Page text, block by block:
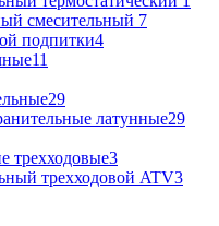
cмесительный 7
подпитки4
11
29
латунные29
трехходовые3
трехходовой ATV3